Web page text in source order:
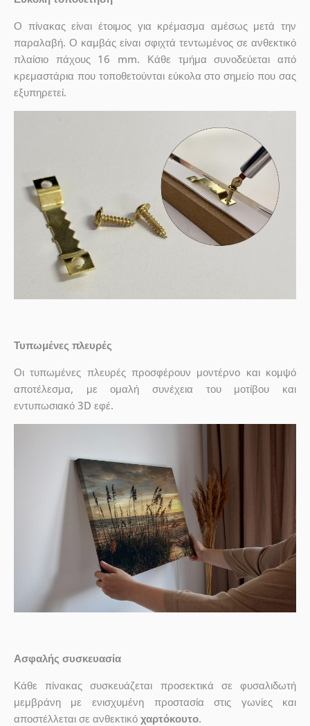
Ο πίνακας είναι έτοιμος για κρέμασμα αμέσως μετά την
παραλαβή. Ο καμβάς είναι σφιχτά τεντωμένος σε ανθεκτικό
πλαίσιο πάχους 16 mm. Κάθε τμήμα συνοδεύεται από
κρεμαστάρια που τοποθετούνται εύκολα στο σημείο που σας
εξυπηρετεί.
Τυπωμένες πλευρές
Οι τυπωμένες πλευρές προσφέρουν μοντέρνο και κομψό
αποτέλεσμα, με ομαλή συνέχεια του μοτίβου και
εντυπωσιακό 3D εφέ.
Ασφαλής συσκευασία
Κάθε πίνακας συσκευάζεται προσεκτικά σε φυσαλιδωτή
μεμβράνη με ενισχυμένη προστασία στις γωνίες και
αποστέλλεται σε ανθεκτικό χαρτόκουτο.